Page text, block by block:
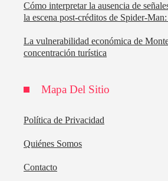
Cómo interpretar la ausencia de
la escena post-créditos de Spider-
La vulnerabilidad económica de
concentración turística
Mapa Del Sitio
Política de Privacidad
Quiénes Somos
Contacto